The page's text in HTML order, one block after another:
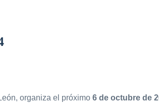
organiza el próximo 6 de octubre de